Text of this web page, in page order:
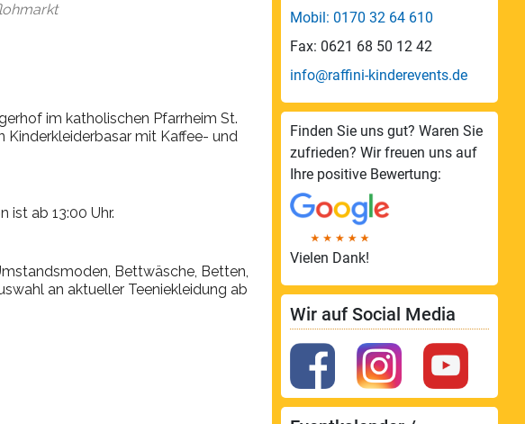
im katholischen Pfarrheim St.
Kinderkleiderbasar mit Kaffee- und
ist ab 13:00 Uhr.
Bettwäsche, Betten,
an aktueller Teeniekleidung ab
Mobil: 0170 32 64 610
Fax: 0621 68 50 12 42
info@raffini-kinderevents.de
Finden Sie uns gut? Waren Sie
zufrieden? Wir freuen uns auf
Ihre positive Bewertung:
Vielen Dank!
Wir auf Social Media